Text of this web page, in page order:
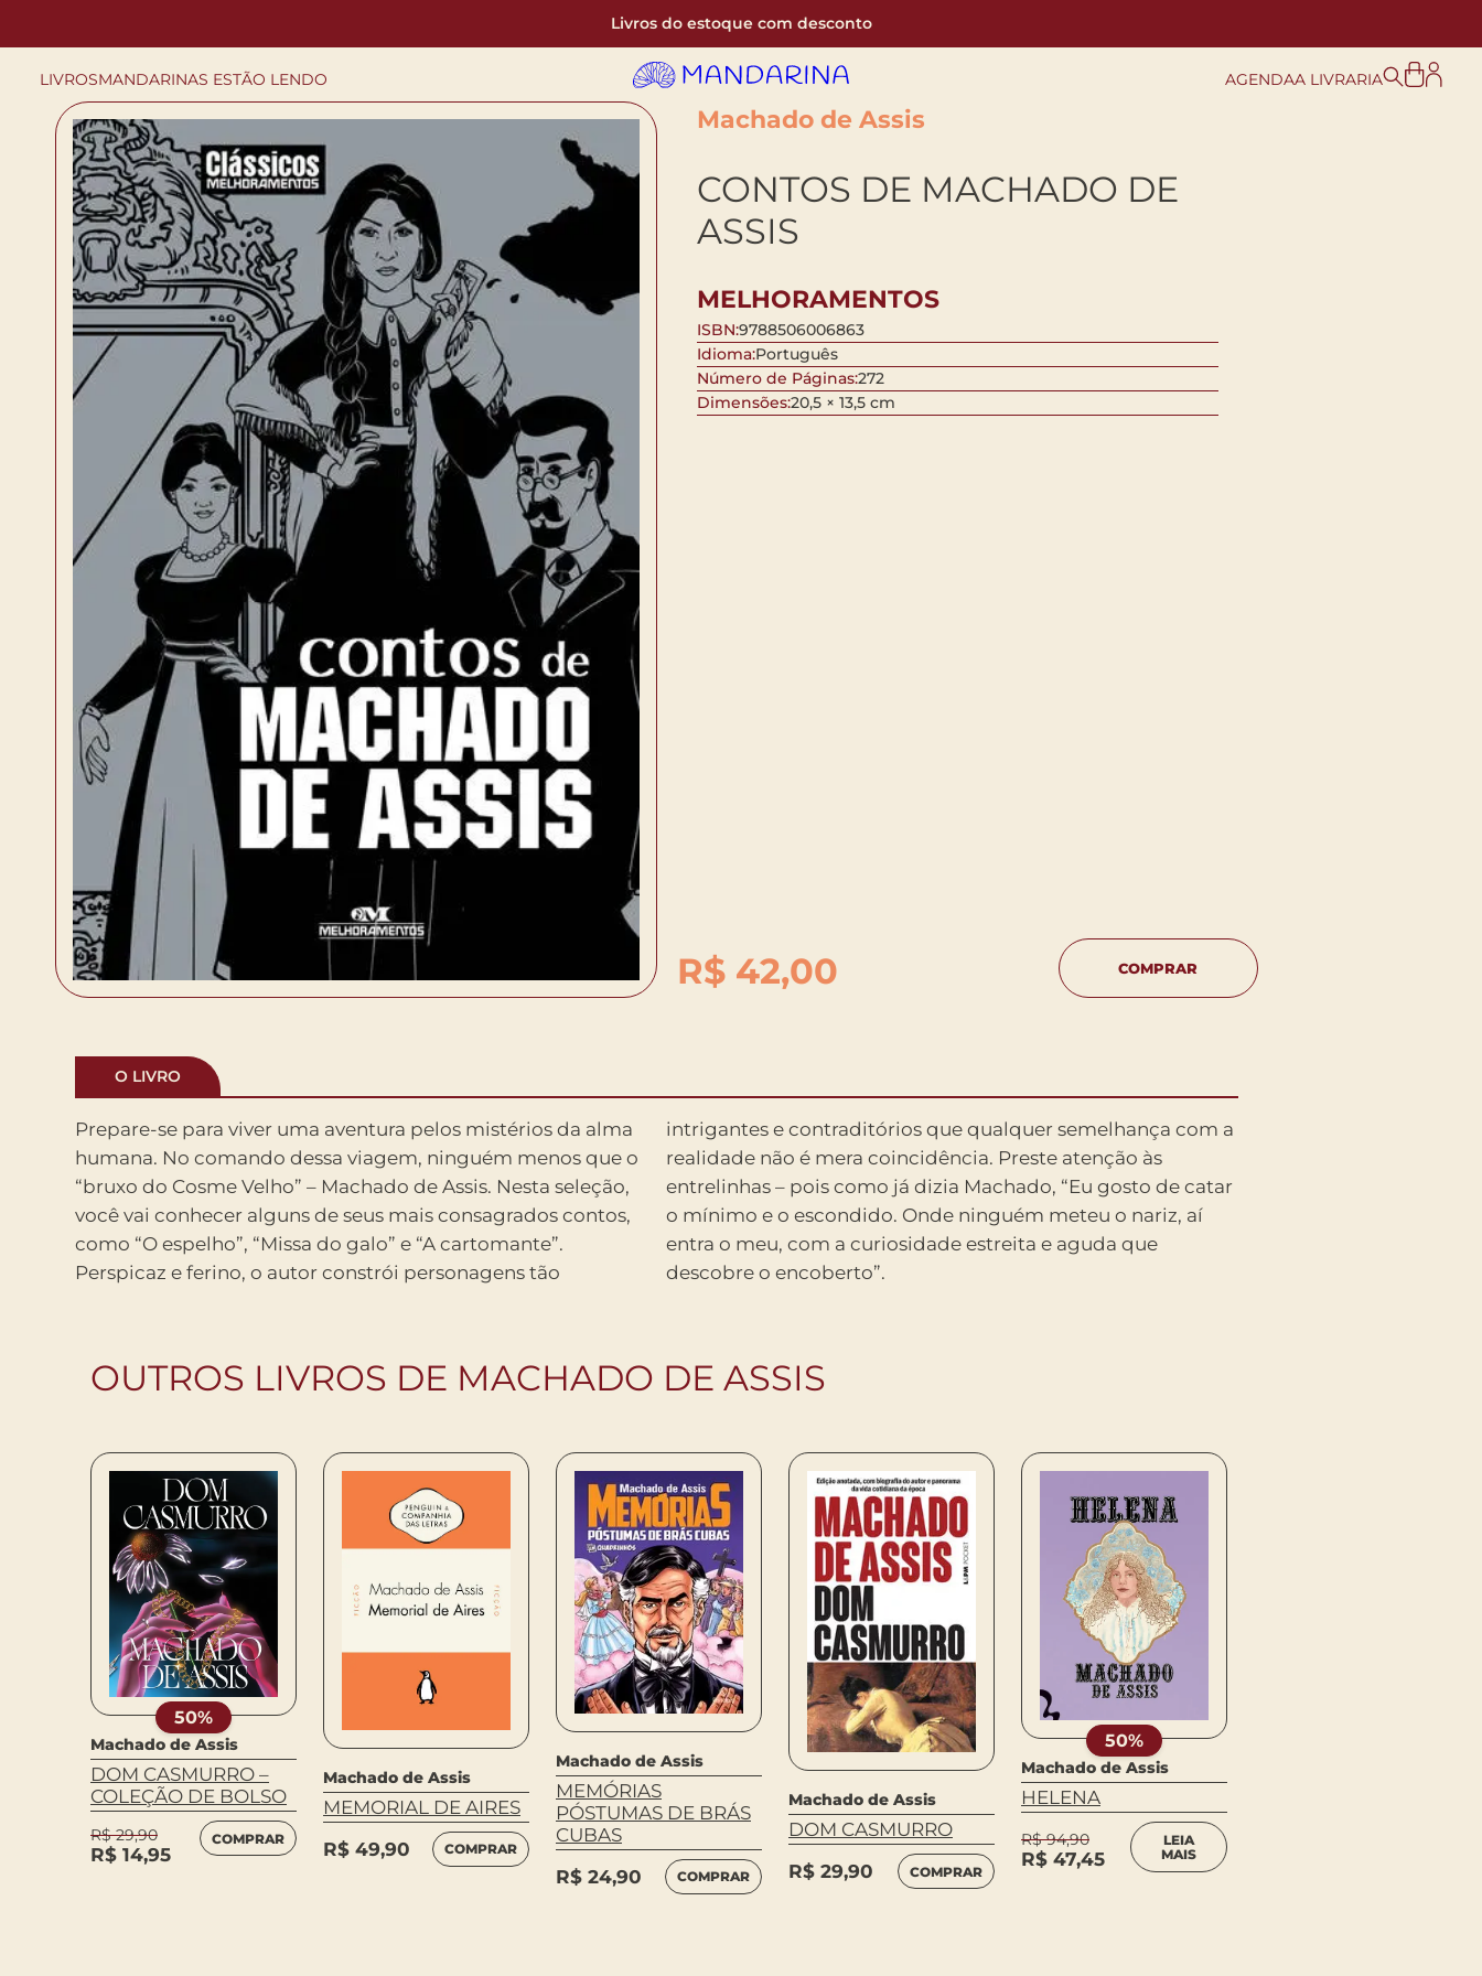
Livros do estoque com desconto
LIVROSMANDARINAS ESTÃO LENDO AGENDAA LIVRARIA
Machado de Assis
CONTOS DE MACHADO DE
ASSIS
MELHORAMENTOS
ISBN:9788506006863
Idioma:Português
Número de Páginas:272
Dimensões:20,5 × 13,5 cm
R$42,00 COMPRAR
O LIVRO
Prepare-se para viver uma aventura pelos mistérios da alma
humana. No comando dessa viagem, ninguém menos que o
“bruxo do Cosme Velho” – Machado de Assis. Nesta seleção,
você vai conhecer alguns de seus mais consagrados contos,
como “O espelho”, “Missa do galo” e “A cartomante”.
Perspicaz e ferino, o autor constrói personagens tão
intrigantes e contraditórios que qualquer semelhança com a
realidade não é mera coincidência. Preste atenção às
entrelinhas – pois como já dizia Machado, “Eu gosto de catar
o mínimo e o escondido. Onde ninguém meteu o nariz, aí
entra o meu, com a curiosidade estreita e aguda que
descobre o encoberto”.
OUTROS LIVROS DE MACHADO DE ASSIS
50%
Machado de Assis
DOM CASMURRO –
COLEÇÃO DE BOLSO
R$29,90
R$ 14,95
COMPRAR
Machado de Assis
MEMORIAL DE AIRES
R$ 49,90 COMPRAR
Machado de Assis
MEMÓRIAS
PÓSTUMAS DE BRÁS
CUBAS
R$ 24,90 COMPRAR
Machado de Assis
DOM CASMURRO
R$ 29,90 COMPRAR
50%
Machado de Assis
HELENA
R$94,90
R$ 47,45
LEIA
MAIS